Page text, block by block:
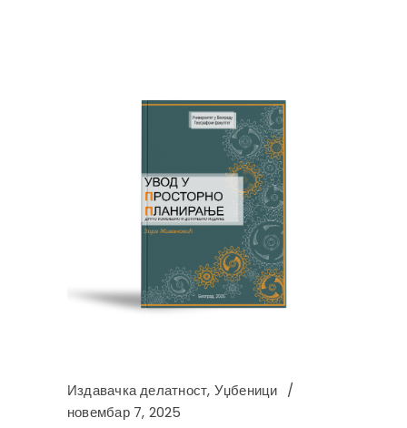
Издавачка делатност, Уџбеници
новембар 7, 2025